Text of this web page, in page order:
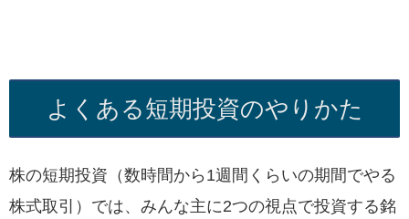
よくある短期投資のやりかた
株の短期投資（数時間から1週間くらいの期間でやる
株式取引）では、みんな主に2つの視点で投資する銘